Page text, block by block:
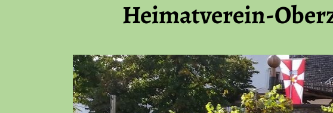
Heimatverein-